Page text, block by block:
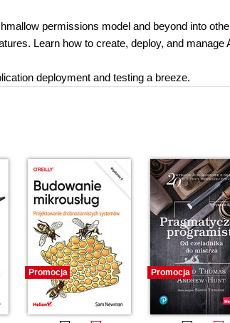
permissions model and beyond into
Learn how to create, deploy, and manage
deployment and testing a breeze.
Promocja Promocja